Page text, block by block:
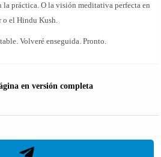
la práctica. O la visión meditativa perfecta en
o el Hindu Kush.
Volveré enseguida. Pronto.
en versión completa